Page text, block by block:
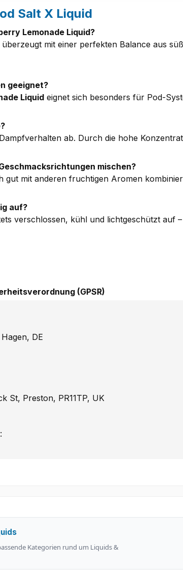
Salt X Liquid
Lemonade Liquid?
überzeugt mit einer perfekten Balance aus
geeignet?
Liquid eignet sich besonders für Pod-
ab. Durch die hohe
mischen?
gut mit anderen fruchtigen Aromen
auf?
verschlossen, kühl und lichtgeschützt auf
(GPSR)
DE
St, Preston, PR11TP, UK
Kategorien rund um Liquids &